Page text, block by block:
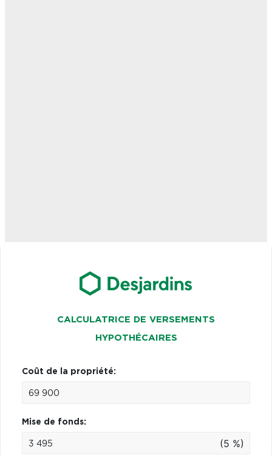
CALCULATRICE DE VERSEMENTS
HYPOTHÉCAIRES
Coût de la propriété:
Mise de fonds:
(5 %)